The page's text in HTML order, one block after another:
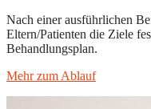
Nach einer ausführlichen
Eltern/Patienten die Ziele
Behandlungsplan.
Mehr zum Ablauf